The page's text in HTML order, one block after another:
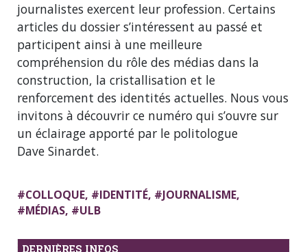
journalistes exercent leur profession. Certains
articles du dossier s’intéressent au passé et
participent ainsi à une meilleure
compréhension du rôle des médias dans la
construction, la cristallisation et le
renforcement des identités actuelles. Nous vous
invitons à découvrir ce numéro qui s’ouvre sur
un éclairage apporté par le politologue
Dave Sinardet.
#COLLOQUE, #IDENTITÉ, #JOURNALISME,
#MÉDIAS, #ULB
DERNIÈRES INFOS